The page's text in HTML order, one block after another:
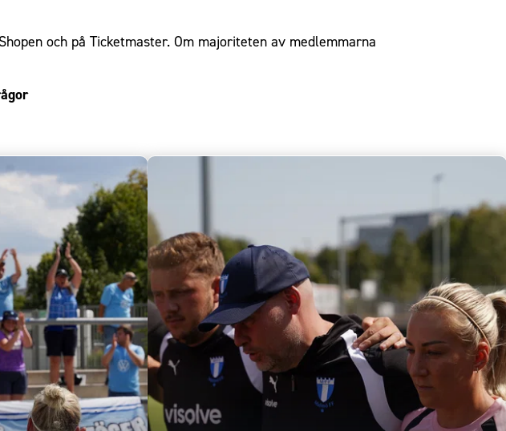
och på Ticketmaster. Om majoriteten av medlemmarna